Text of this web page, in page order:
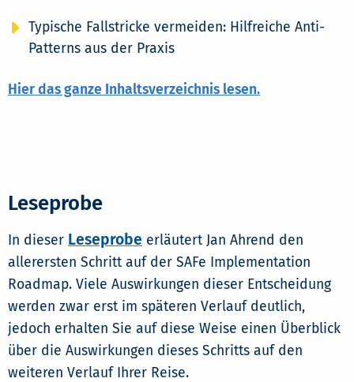
Typische Fallstricke vermeiden: Hilfreiche Anti-
Patterns aus der Praxis
Hier das ganze Inhaltsverzeichnis lesen.
Leseprobe
In dieser Leseprobe erläutert Jan Ahrend den
allerersten Schritt auf der SAFe Implementation
Roadmap. Viele Auswirkungen dieser Entscheidung
werden zwar erst im späteren Verlauf deutlich,
jedoch erhalten Sie auf diese Weise einen Überblick
über die Auswirkungen dieses Schritts auf den
weiteren Verlauf Ihrer Reise.